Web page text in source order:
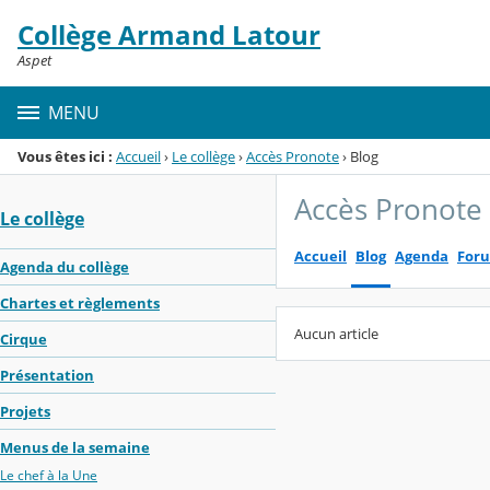
Menu de la rubrique
Contenu
Collège Armand Latour
Aspet
MENU
Vous êtes ici : Accueil› Le collège›Accès Pronote› Blog
Le collège
Agenda du collège
Chartes et règlements
Cirque
Présentation
Projets
Menus de la semaine
Le chef à la Une
Accès Pronote
Accueil Blog Agenda
Aucun article